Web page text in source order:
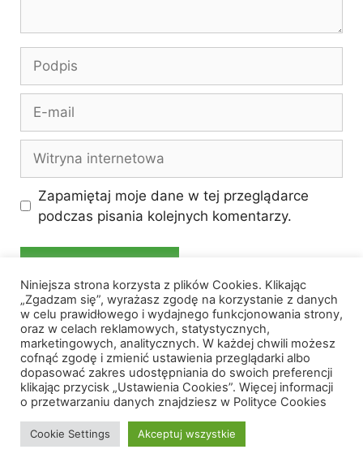
mail
internetowa
Zapamiętaj moje dane w tej przeglądarce
podczas pisania kolejnych komentarzy.
POPRZEDNI
Lecytyna – działanie, dawkowanie,
skutki uboczne
Niniejsza strona korzysta z plików Cookies. Klikając
„Zgadzam się”, wyrażasz zgodę na korzystanie z danych
w celu prawidłowego i wydajnego funkcjonowania strony,
oraz w celach reklamowych, statystycznych,
marketingowych, analitycznych. W każdej chwili możesz
cofnąć zgodę i zmienić ustawienia przeglądarki albo
dopasować zakres udostępniania do swoich preferencji
klikając przycisk „Ustawienia Cookies”. Więcej informacji
o przetwarzaniu danych znajdziesz w Polityce Cookies
Cookie Settings Akceptuj wszystkie